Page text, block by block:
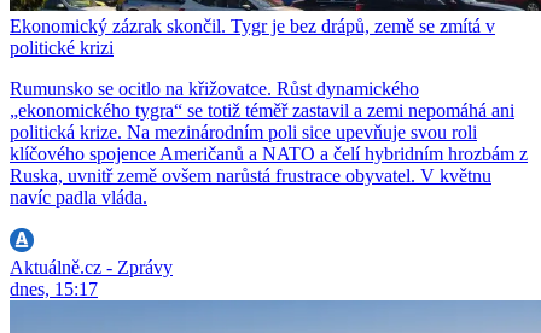
Ekonomický zázrak skončil. Tygr je bez drápů, země se zmítá v
politické krizi
Rumunsko se ocitlo na křižovatce. Růst dynamického
„ekonomického tygra“ se totiž téměř zastavil a zemi nepomáhá ani
politická krize. Na mezinárodním poli sice upevňuje svou roli
klíčového spojence Američanů a NATO a čelí hybridním hrozbám z
Ruska, uvnitř země ovšem narůstá frustrace obyvatel. V květnu
navíc padla vláda.
Aktuálně.cz - Zprávy
dnes, 15:17